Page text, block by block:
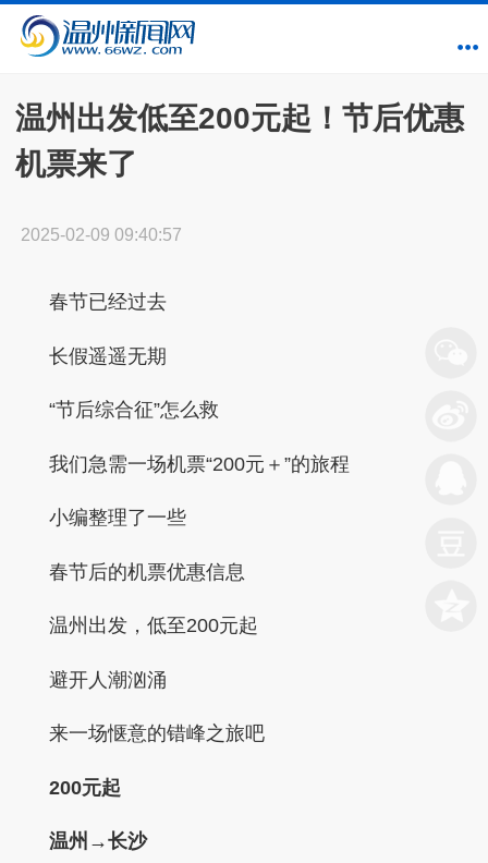
温州出发低至200元起！节后优惠
机票来了
2025-02-09 09:40:57
春节已经过去
长假遥遥无期
“节后综合征”怎么救
我们急需一场机票“200元＋”的旅程
小编整理了一些
春节后的机票优惠信息
温州出发，低至200元起
避开人潮汹涌
来一场惬意的错峰之旅吧
200元起
温州→长沙